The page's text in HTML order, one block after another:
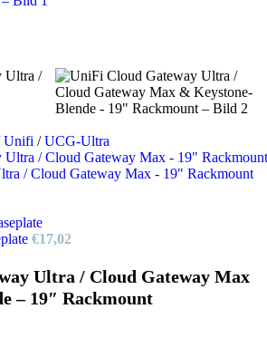
Unifi / UCG-Ultra
/ Cloud Gateway Max - 19" Rackmount
€17,02
Ultra / Cloud Gateway Max
– 19″ Rackmount